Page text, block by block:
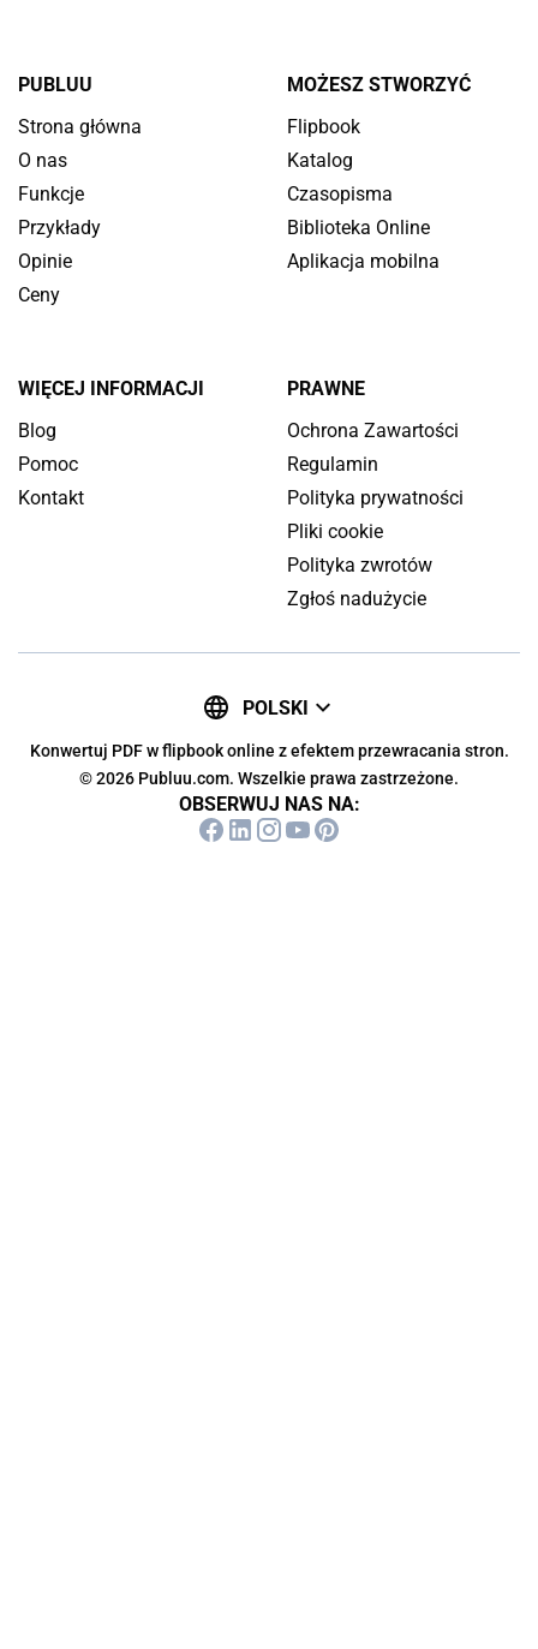
PUBLUU
Strona główna
O nas
Funkcje
Przykłady
Opinie
Ceny
MOŻESZ STWORZYĆ
Flipbook
Katalog
Czasopisma
Biblioteka Online
Aplikacja mobilna
WIĘCEJ INFORMACJI
Blog
Pomoc
Kontakt
PRAWNE
Ochrona Zawartości
Regulamin
Polityka prywatności
Pliki cookie
Polityka zwrotów
Zgłoś nadużycie
POLSKI
Konwertuj PDF w flipbook online z efektem przewracania stron.
© 2026 Publuu.com. Wszelkie prawa zastrzeżone.
OBSERWUJ NAS NA: